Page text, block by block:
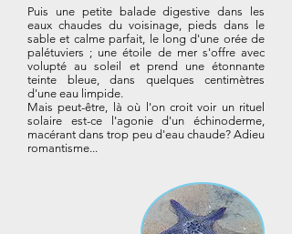
Puis une petite balade digestive dans les
eaux chaudes du voisinage, pieds dans le
sable et calme parfait, le long d'une orée de
palétuviers ; une étoile de mer s'offre avec
volupté au soleil et prend une étonnante
teinte bleue, dans quelques centimètres
d'une eau limpide.
Mais peut-être, là où l'on croit voir un rituel
solaire est-ce l'agonie d'un échinoderme,
macérant dans trop peu d'eau chaude? Adieu
romantisme...